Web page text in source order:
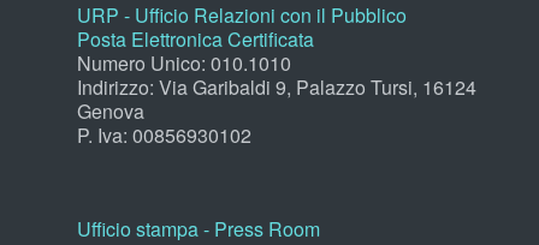
URP - Ufficio Relazioni con il Pubblico
Posta Elettronica Certificata
Numero Unico: 010.1010
Indirizzo: Via Garibaldi 9, Palazzo Tursi, 16124
Genova
P. Iva: 00856930102
Ufficio stampa - Press Room